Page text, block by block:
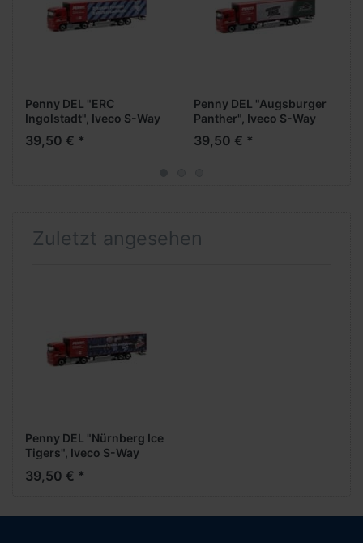
Penny DEL "ERC
Ingolstadt", Iveco S-Way
Medi EuroKüKoAufl.
39,50 € *
Penny DEL "Augsburger
Panther", Iveco S-Way
Medi EuroKüKoAufl.
39,50 € *
Zuletzt angesehen
Penny DEL "Nürnberg Ice
Tigers", Iveco S-Way
39,50 € *